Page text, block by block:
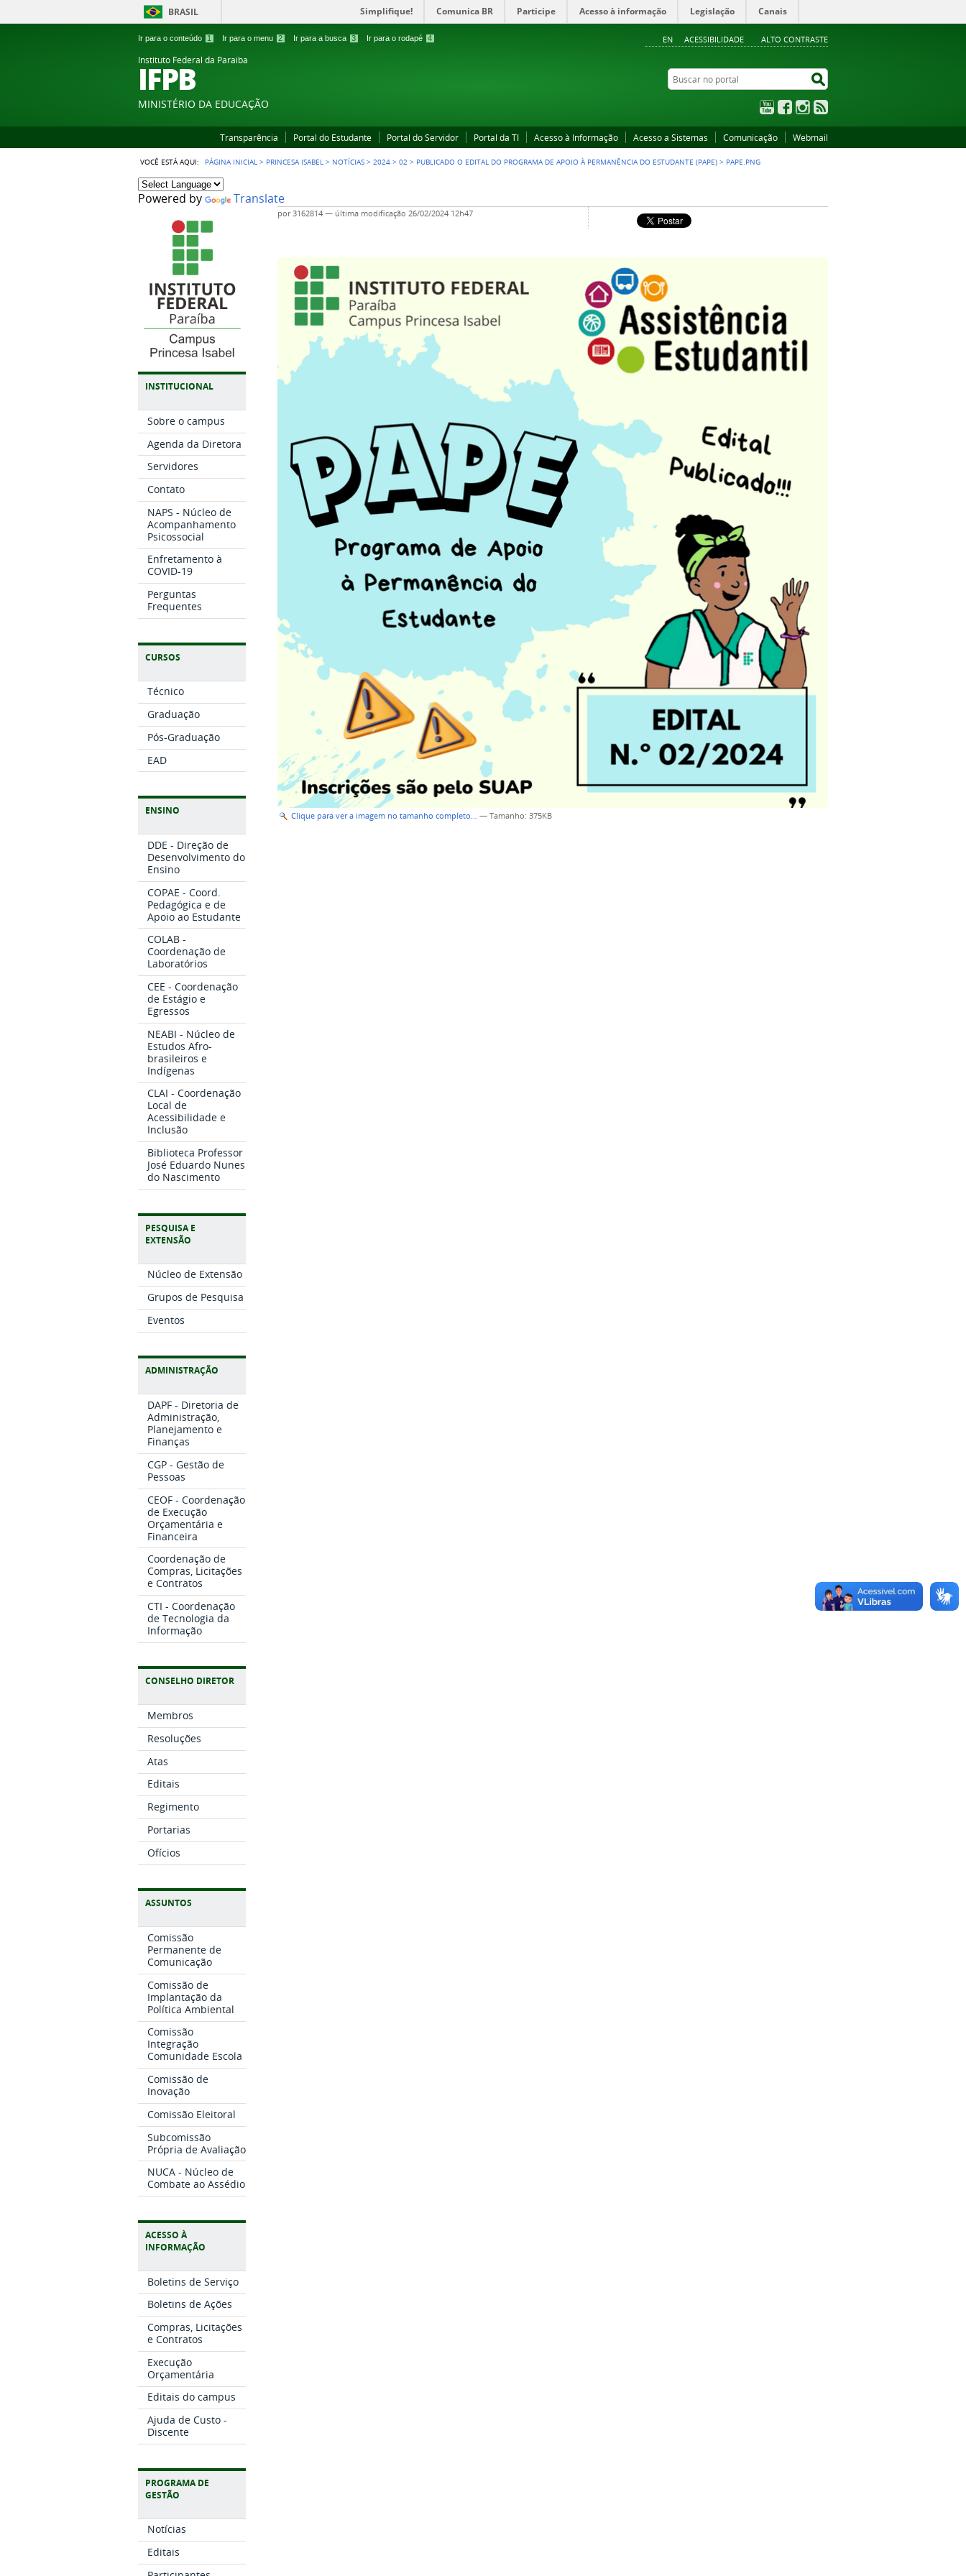
BRASIL Simplifique! Comunica BR Participe Acesso à informação Legislação Canais
Ir para o conteúdo 1 Ir para o menu 2 Ir para a busca 3 Ir para o rodapé 4 EN ACESSIBILIDADE ALTO CONTRASTE
Instituto Federal da Paraiba
IFPB
MINISTÉRIO DA EDUCAÇÃO
Buscar no portal
YouTubeFacebookInstagram
Transparência Portal do Estudante Portal do Servidor Portal da TI Acesso à Informação Acesso a Sistemas Comunicação Webmail
VOCÊ ESTÁ AQUI: PÁGINA INICIAL > PRINCESA ISABEL > NOTÍCIAS >2024 >02 > PUBLICADO O EDITAL DO PROGRAMA DE APOIO À PERMANÊNCIA DO ESTUDANTE (PAPE) > PAPE.PNG
Powered by Translate
INSTITUCIONAL
Sobre o campus
Agenda da Diretora
Servidores
Contato
NAPS - Núcleo de
Acompanhamento
Psicossocial
Enfretamento à
COVID-19
Perguntas
Frequentes
CURSOS
Técnico
Graduação
Pós-Graduação
EAD
ENSINO
DDE - Direção de
Desenvolvimento do
Ensino
COPAE - Coord.
Pedagógica e de
Apoio ao Estudante
COLAB -
Coordenação de
Laboratórios
CEE - Coordenação
de Estágio e
Egressos
NEABI - Núcleo de
Estudos Afro-
brasileiros e
Indígenas
CLAI - Coordenação
Local de
Acessibilidade e
Inclusão
Biblioteca Professor
José Eduardo Nunes
do Nascimento
PESQUISA E
EXTENSÃO
Núcleo de Extensão
Grupos de Pesquisa
Eventos
ADMINISTRAÇÃO
DAPF - Diretoria de
Administração,
Planejamento e
Finanças
CGP - Gestão de
Pessoas
CEOF - Coordenação
de Execução
Orçamentária e
Financeira
Coordenação de
Compras, Licitações
e Contratos
CTI - Coordenação
de Tecnologia da
Informação
CONSELHO DIRETOR
Membros
Resoluções
Atas
Editais
Regimento
Portarias
Ofícios
ASSUNTOS
Comissão
Permanente de
Comunicação
Comissão de
Implantação da
Política Ambiental
Comissão
Integração
Comunidade Escola
Comissão de
Inovação
Comissão Eleitoral
Subcomissão
Própria de Avaliação
NUCA - Núcleo de
Combate ao Assédio
ACESSO À
INFORMAÇÃO
Boletins de Serviço
Boletins de Ações
Compras, Licitações
e Contratos
Execução
Orçamentária
Editais do campus
Ajuda de Custo -
Discente
PROGRAMA DE
GESTÃO
Notícias
Editais
por3162814 — última modificação 26/02/2024 12h47
Clique para ver a imagem no tamanho completo… —Tamanho: 375KB